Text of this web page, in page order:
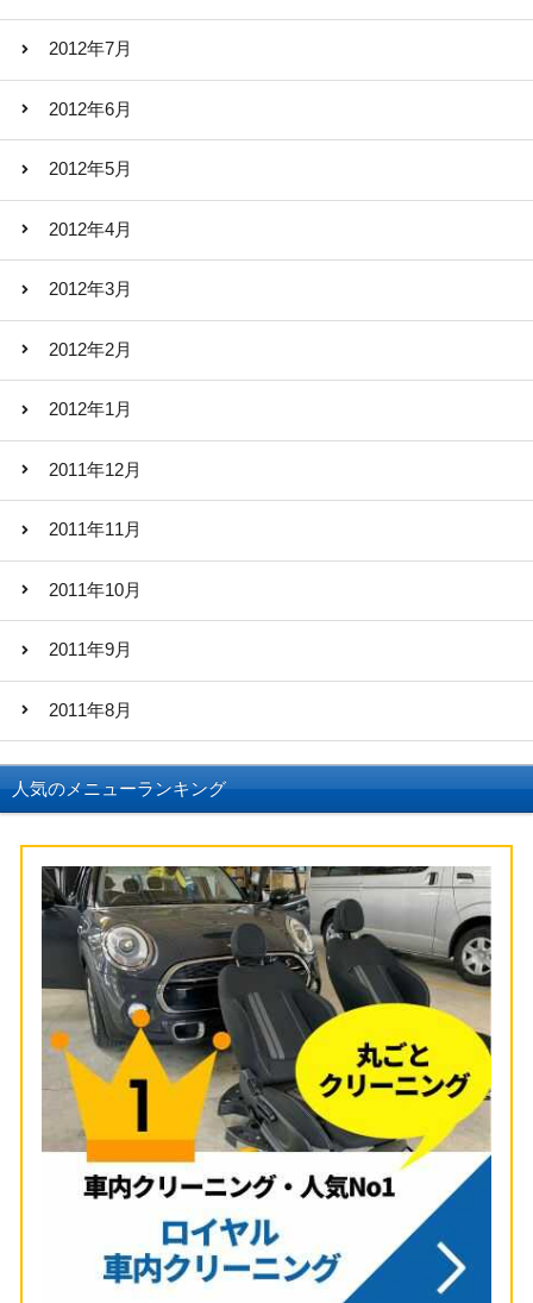
2012年7月
2012年6月
2012年5月
2012年4月
2012年3月
2012年2月
2012年1月
2011年12月
2011年11月
2011年10月
2011年9月
2011年8月
人気のメニューランキング